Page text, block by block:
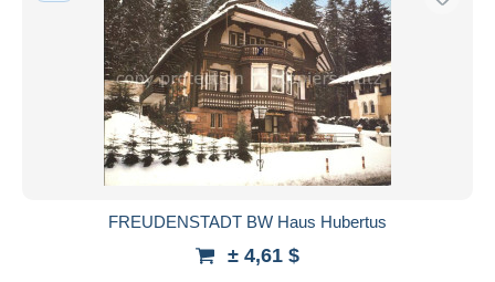
FREUDENSTADT BW Haus Hubertus
± 4,61 $